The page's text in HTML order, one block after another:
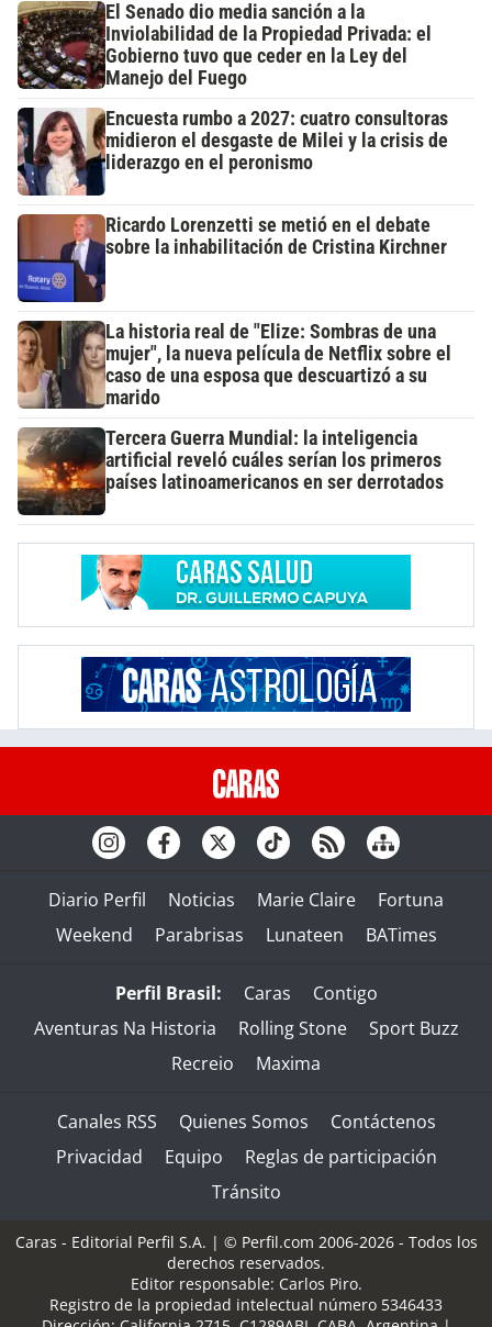
El Senado dio media sanción a la
Inviolabilidad de la Propiedad Privada: el
Gobierno tuvo que ceder en la Ley del
Manejo del Fuego
Encuesta rumbo a 2027: cuatro consultoras
midieron el desgaste de Milei y la crisis de
liderazgo en el peronismo
Ricardo Lorenzetti se metió en el debate
sobre la inhabilitación de Cristina Kirchner
La historia real de "Elize: Sombras de una
mujer", la nueva película de Netflix sobre el
caso de una esposa que descuartizó a su
marido
Tercera Guerra Mundial: la inteligencia
artificial reveló cuáles serían los primeros
países latinoamericanos en ser derrotados
Diario Perfil Noticias Marie Claire
Fortuna
Weekend
Parabrisas Lunateen BATimes
Perfil Brasil: Caras
Contigo
Aventuras Na Historia
Rolling Stone
Sport Buzz
Recreio
Maxima
Canales RSS Quienes Somos
Contáctenos
Privacidad
Equipo
Reglas de participación
Tránsito
Caras - Editorial Perfil S.A. | © Perfil.com 2006-2026 - Todos los
derechos reservados.
Editor responsable: Carlos Piro.
Registro de la propiedad intelectual número 5346433